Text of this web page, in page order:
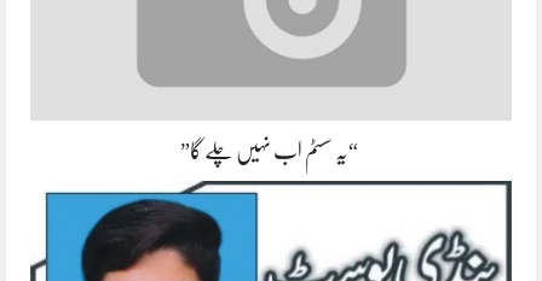
“یہ سسٹم اب نہیں چلے گا”